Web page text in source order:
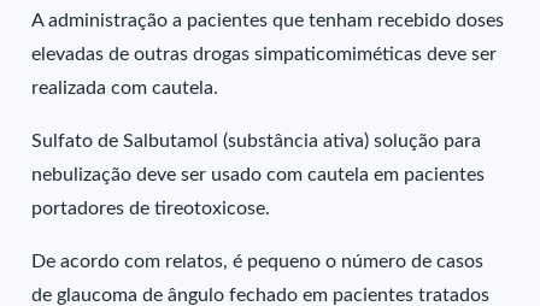
A administração a pacientes que tenham recebido doses
elevadas de outras drogas simpaticomiméticas deve ser
realizada com cautela.
Sulfato de Salbutamol (substância ativa) solução para
nebulização deve ser usado com cautela em pacientes
portadores de tireotoxicose.
De acordo com relatos, é pequeno o número de casos
de glaucoma de ângulo fechado em pacientes tratados